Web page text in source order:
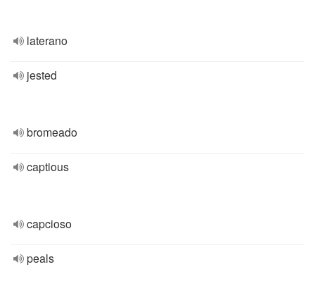
laterano
jested
bromeado
captious
capcioso
peals